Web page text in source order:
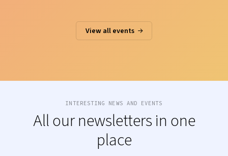
View all events
INTERESTING NEWS AND EVENTS
All our newsletters in one
place